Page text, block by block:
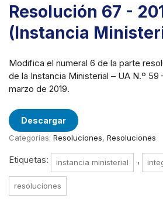
Resolución 67 -
(Instancia
Modifica el numeral 6 de la parte
de la Instancia Ministerial – UA N.º 59
marzo de 2019.
Descargar
Categorías: Resoluciones, Resoluciones
Etiquetas: instancia ministerial ,
resoluciones